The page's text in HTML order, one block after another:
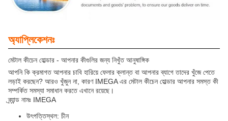
অ্যাপ্লিকেশনঃ
মেটাল কীচেন হোল্ডার - আপনার কীগুলির জন্য নিখুঁত আনুষাঙ্গিক
আপনি কি ক্রমাগত আপনার চাবি হারিয়ে ফেলার ক্লান্ত বা আপনার ব্যাগে তাদের খুঁজে পেতে
লড়াই করছেন? আরও খুঁজুন না, কারণ IMEGA এর মেটাল কীচেন হোল্ডার আপনার সমস্ত কী
সম্পর্কিত সমস্যা সমাধান করতে এখানে রয়েছে।
ব্র্যান্ড নামঃ IMEGA
উৎপত্তিস্থল: চীন